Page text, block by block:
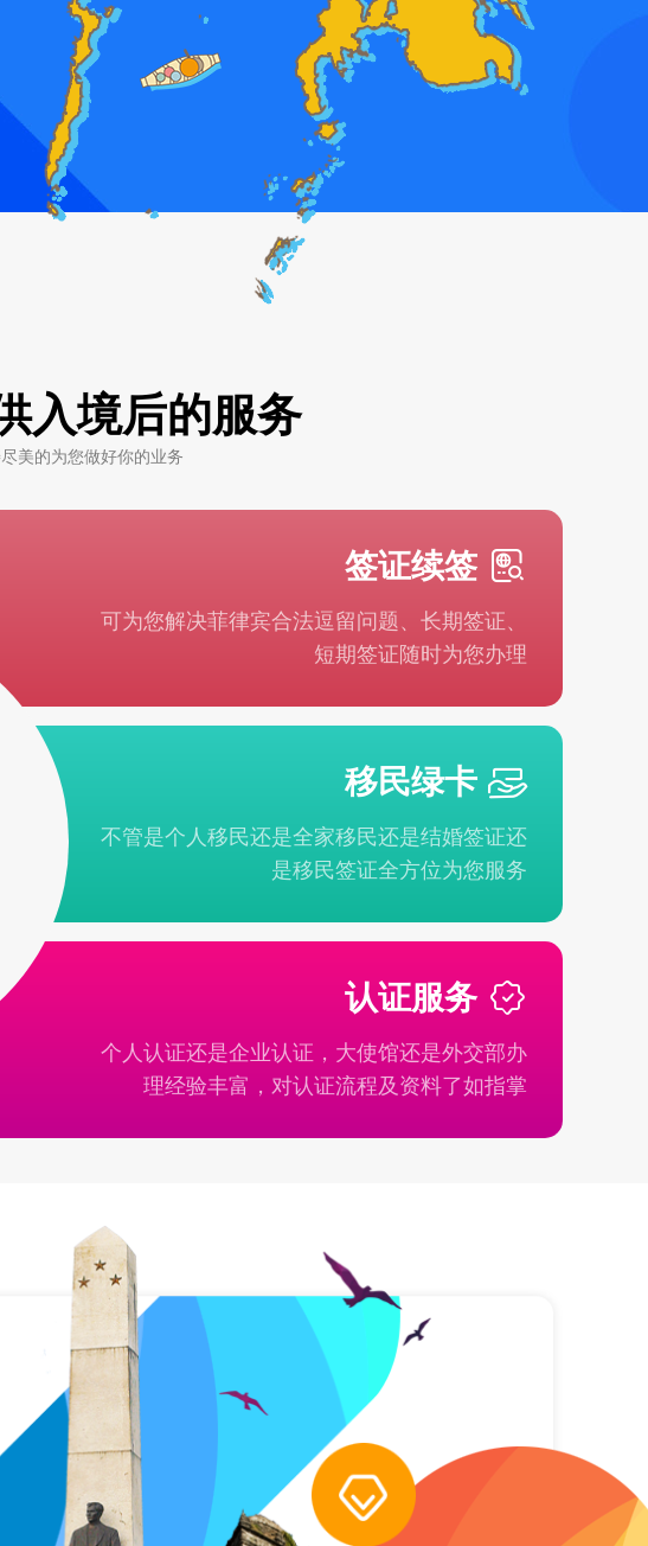
入境后的服务
美的为您做好你的业务
签证续签
可为您解决菲律宾合法逗留问题、长期签证、
短期签证随时为您办理
移民绿卡
不管是个人移民还是全家移民还是结婚签证还
是移民签证全方位为您服务
认证服务
个人认证还是企业认证，大使馆还是外交部办
理经验丰富，对认证流程及资料了如指掌